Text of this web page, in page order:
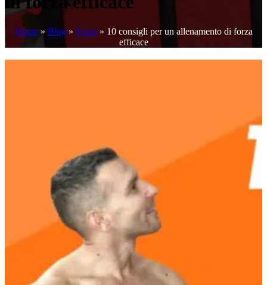
Home» Blog» Forza » 10 consigli per un allenamento di forza
efficace